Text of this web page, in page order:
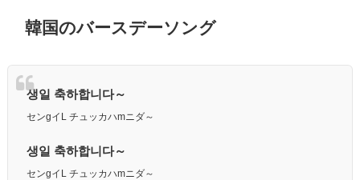
韓国のバースデーソング
생일 축하합니다～
センgイL チュッカハmニダ～
생일 축하합니다～
センgイL チュッカハmニダ～